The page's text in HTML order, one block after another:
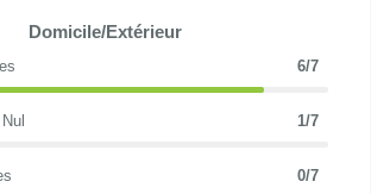
Domicile/Extérieur
6/7
1/7
0/7